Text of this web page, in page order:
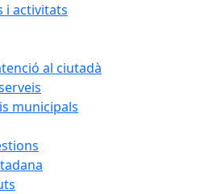
i activitats
al ciutadà
municipals